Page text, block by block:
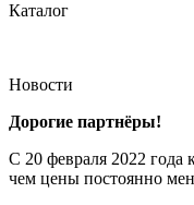
Каталог
Новости
Дорогие партнёры!
С 20 февраля 2022 года
чем цены постоянно